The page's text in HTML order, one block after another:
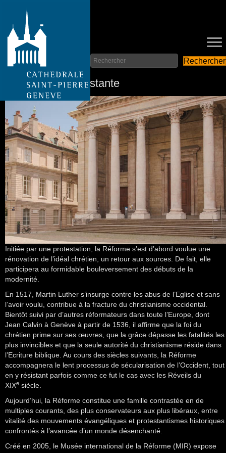
Rechercher
La Réforme protestante
Initiée par une protestation, la Réforme s’est d’abord voulue une
rénovation de l’idéal chrétien, un retour aux sources. De fait, elle
participera au formidable bouleversement des débuts de la
modernité.
En 1517, Martin Luther s’insurge contre les abus de l’Eglise et sans
l’avoir voulu, contribue à la fracture du christianisme occidental.
Bientôt suivi par d’autres réformateurs dans toute l’Europe, dont
Jean Calvin à Genève à partir de 1536, il affirme que la foi du
chrétien prime sur ses œuvres, que la grâce dépasse les fatalités les
plus invincibles et que la seule autorité du christianisme réside dans
l’Ecriture biblique. Au cours des siècles suivants, la Réforme
accompagnera le lent processus de sécularisation de l’Occident, tout
en y résistant parfois comme ce fut le cas avec les Réveils du
XIXe siècle.
Aujourd’hui, la Réforme constitue une famille contrastée en de
multiples courants, des plus conservateurs aux plus libéraux, entre
vitalité des mouvements évangéliques et protestantismes historiques
confrontés à l’avancée d’un monde désenchanté.
Créé en 2005, le Musée international de la Réforme (MIR) expose